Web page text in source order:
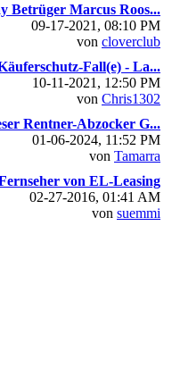
Betrüger Marcus Roos...
09-17-2021, 08:10 PM
von cloverclub
Fall(e) - La...
10-11-2021, 12:50 PM
von Chris1302
Rentner-Abzocker G...
01-06-2024, 11:52 PM
von Tamarra
von EL-Leasing
02-27-2016, 01:41 AM
von suemmi